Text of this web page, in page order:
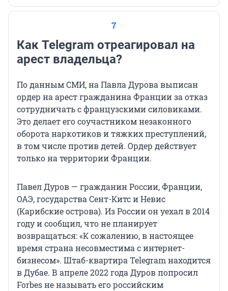
7
Как Telegram отреагировал на
арест владельца?
По данным СМИ, на Павла Дурова выписан
ордер на арест гражданина Франции за отказ
сотрудничать с французскими силовиками.
Это делает его соучастником незаконного
оборота наркотиков и тяжких преступлений,
в том числе против детей. Ордер действует
только на территории Франции.
Павел Дуров — гражданин России, Франции,
ОАЭ, государства Сент-Китс и Невис
(Карибские острова). Из России он уехал в 2014
году и сообщил, что не планирует
возвращаться: «К сожалению, в настоящее
время страна несовместима с интернет-
бизнесом». Штаб-квартира Telegram находится
в Дубае. В апреле 2022 года Дуров попросил
Forbes не называть его российским